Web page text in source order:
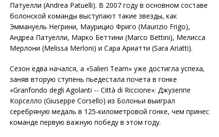
Патуелли (Andrea Patuelli). В 2007 году в основном составе
болонской команды выступают такие звезды, как
Эммануель Негрини, Маурицио Фриго (Maurizio Frigo),
Андреа Патуелли, Марко Беттини (Marco Bettini), Мелисса
Мерлони (Melissa Merloni) и Сара Ариатти (Sara Ariatti).
Сезон едва начался, а «Salieri Team» уже достигла успеха,
заняв вторую ступень пьедестала почета в гонке
«Granfondo degli Agolanti -- Città di Riccione»: Джузеппе
Корселло (Giuseppe Corsello) из Болоньи выиграл
серебряную медаль в 125-километровой гонке, чем принес
команде первую важную победу в этом году.